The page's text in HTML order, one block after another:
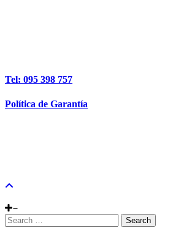
Tel: 095 398 757
Política de Garantía
Search